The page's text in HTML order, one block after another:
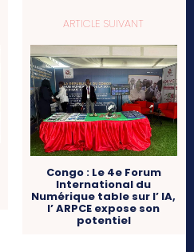
ARTICLE SUIVANT
Congo : Le 4e Forum
International du
Numérique table sur l’ IA,
l’ ARPCE expose son
potentiel